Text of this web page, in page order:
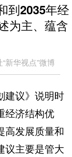
到2035年经
为主、蕴含
新华视点”微博
议》说明时
经济结构优
高发展质量和
议主要是管大